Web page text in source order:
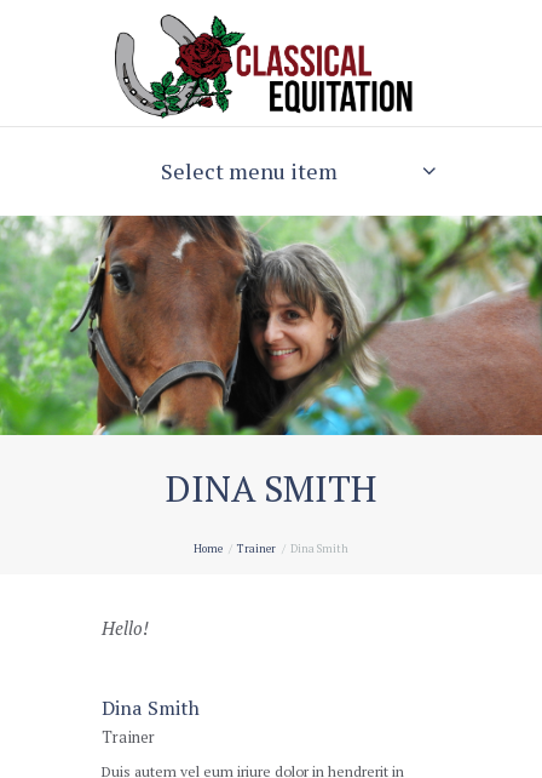
Select menu item
DINA SMITH
Home Trainer Dina Smith
Hello!
Dina Smith
Trainer
Duis autem vel eum iriure dolor in hendrerit in